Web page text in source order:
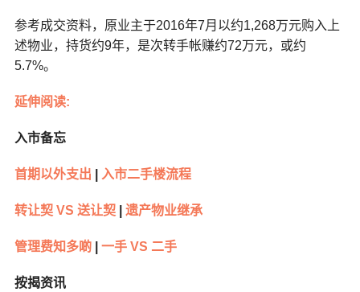
参考成交资料，原业主于2016年7月以约1,268万元购入上
述物业，持货约9年，是次转手帐赚约72万元，或约
5.7%。
延伸阅读:
入市备忘
首期以外支出 入市二手楼流程
转让契 VS 送让契| 遗产物业继承
管理费知多啲| 一手 VS 二手
按揭资讯